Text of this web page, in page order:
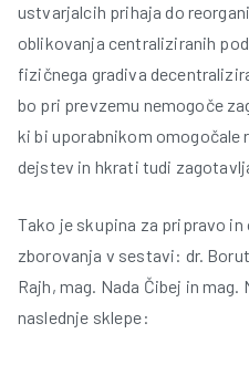
ustvarjalcih prihaja do
oblikovanja centraliziranih
fizičnega gradiva
bo pri prevzemu nemogoče
ki bi uporabnikom
dejstev in hkrati tudi
Tako je skupina za pripravo
zborovanja v sestavi: dr.
Rajh, mag. Nada Čibej in
naslednje sklepe: